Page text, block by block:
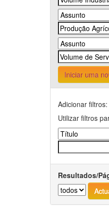
Iniciar uma
Adicionar filtros:
Utilizar filtros
Resultados/